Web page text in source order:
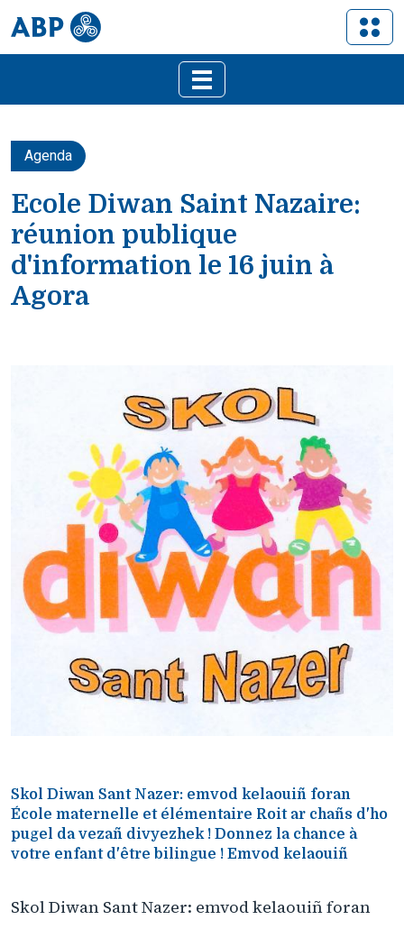
Agenda
Ecole Diwan Saint Nazaire:
réunion publique
d'information le 16 juin à
Agora
Skol Diwan Sant Nazer: emvod kelaouiñ foran
École maternelle et élémentaire Roit ar chañs d'ho
pugel da vezañ divyezhek ! Donnez la chance à
votre enfant d'être bilingue ! Emvod kelaouiñ
Skol Diwan Sant Nazer: emvod kelaouiñ foran